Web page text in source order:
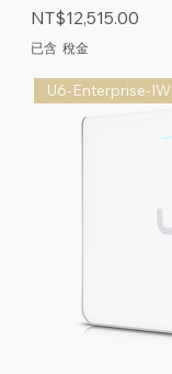
價格
NT$12,515.00
已含 稅金
U6-Enterprise-IW